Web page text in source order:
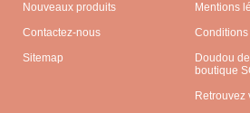
Nouveaux produits
Contactez-nous
Sitemap
Mentions
Doudou
boutique
Retrouvez